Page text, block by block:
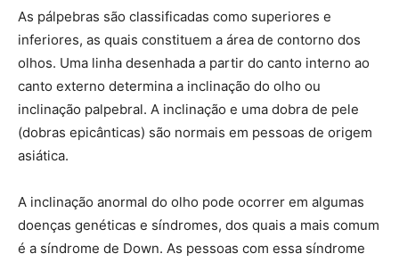
As pálpebras são classificadas como superiores e
inferiores, as quais constituem a área de contorno dos
olhos. Uma linha desenhada a partir do canto interno ao
canto externo determina a inclinação do olho ou
inclinação palpebral. A inclinação e uma dobra de pele
(dobras epicânticas) são normais em pessoas de origem
asiática.
A inclinação anormal do olho pode ocorrer em algumas
doenças genéticas e síndromes, dos quais a mais comum
é a síndrome de Down. As pessoas com essa síndrome